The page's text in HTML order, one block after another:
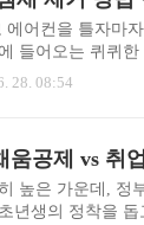
보유한 장..
장려금은 저소득
도입니다.기존에
시점에 따라 나
니다.📌 요약: 상
방식 📆 6월은 어
에어컨을 틀자마
들어오는 퀴퀴
… 이런 상황 겪어
냄새, 왜 날까요
비롯됩니다.다음
기)에 곰팡이 번
28. 08:54
높은 가운데, 정
년생의 정착을 돕